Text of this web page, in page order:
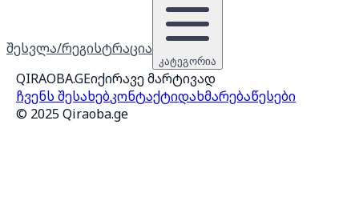
შესვლა/რეგისტრაცია
კატეგორია
QIRAOBA.GEიქირავე მარტივად
ჩვენს შესახებკონტაქტიდახმარებაწესები
© 2025 Qiraoba.ge